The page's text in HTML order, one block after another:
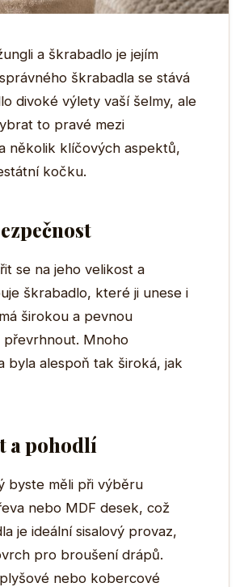
a škrabadlo je jejím
škrabadla se stává
divoké výlety vaší šelmy, ale
to pravé mezi
několik klíčových aspektů,
kočku.
se na jeho velikost a
škrabadlo, které ji unese i
širokou a pevnou
převrhnout. Mnoho
byla alespoň tak široká, jak
a pohodlí
byste měli při výběru
nebo MDF desek, což
je ideální sisalový provaz,
pro broušení drápů.
nebo kobercové